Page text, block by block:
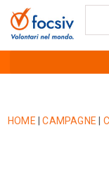
HOME |CAMPAGNE